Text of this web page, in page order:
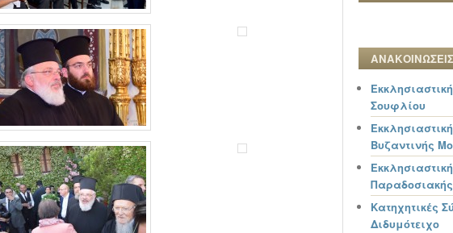
ΑΝΑΚΟΙΝΩΣΕΙΣ
Σουφλίου
Βυζαντινής
Κατηχητικές
Διδυμότειχο